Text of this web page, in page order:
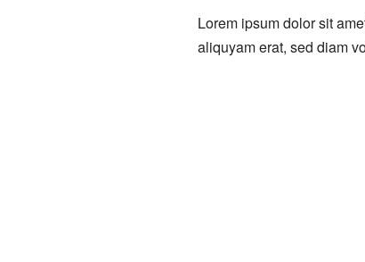
Lorem ipsum dolor sit
aliquyam erat, sed diam